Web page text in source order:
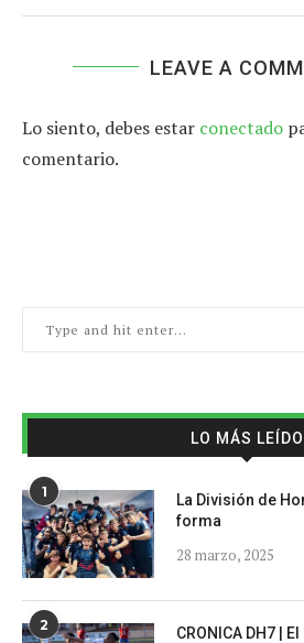
LEAVE A
Lo siento, debes estar conectado
comentario.
LO MÁS LEÍDO
1
La División de
forma
28 marzo, 2025
2
CRONICA DH7 |